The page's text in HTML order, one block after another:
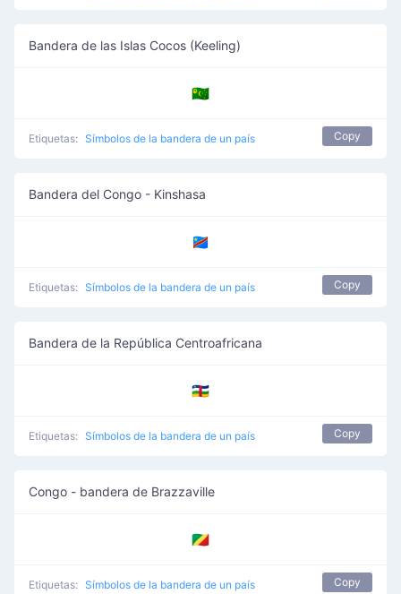
Bandera de las Islas Cocos (Keeling)
🇨🇨
Etiquetas: Símbolos de la bandera de un país Copy
Bandera del Congo - Kinshasa
🇨🇩
Etiquetas: Símbolos de la bandera de un país Copy
Bandera de la República Centroafricana
🇨🇫
Etiquetas: Símbolos de la bandera de un país Copy
Congo - bandera de Brazzaville
🇨🇬
Etiquetas: Símbolos de la bandera de un país Copy